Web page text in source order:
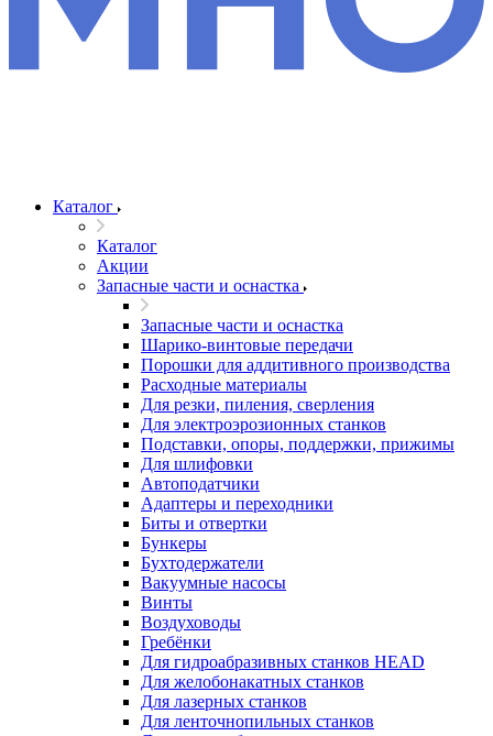
Каталог
Каталог
Акции
Запасные части и оснастка
Запасные части и оснастка
Шарико-винтовые передачи
Порошки для аддитивного производства
Расходные материалы
Для резки, пиления, сверления
Для электроэрозионных станков
Подставки, опоры, поддержки, прижимы
Для шлифовки
Автоподатчики
Адаптеры и переходники
Биты и отвертки
Бункеры
Бухтодержатели
Вакуумные насосы
Винты
Воздуховоды
Гребёнки
Для гидроабразивных станков HEAD
Для желобонакатных станков
Для лазерных станков
Для ленточнопильных станков